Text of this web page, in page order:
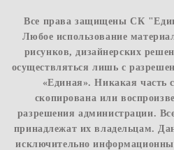
Все права защищены СК
Любое использование
рисунков, дизайнерских
осуществляться лишь с
«Единая». Никакая часть
скопирована или
разрешения администрации.
принадлежат их владельцам.
исключительно